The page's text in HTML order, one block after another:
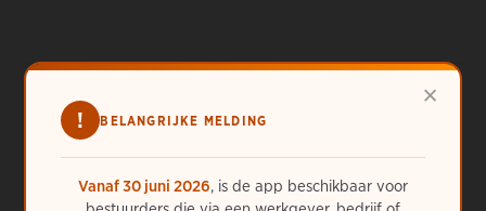
×
! BELANGRIJKE MELDING
Vanaf 30 juni 2026, is de app beschikbaar voor
Meer hulp nodig?